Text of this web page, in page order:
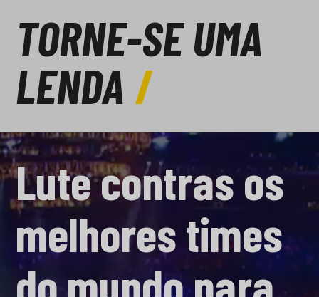
TORNE-SE UMA
LENDA
Lute contras os
melhores times
do mundo para